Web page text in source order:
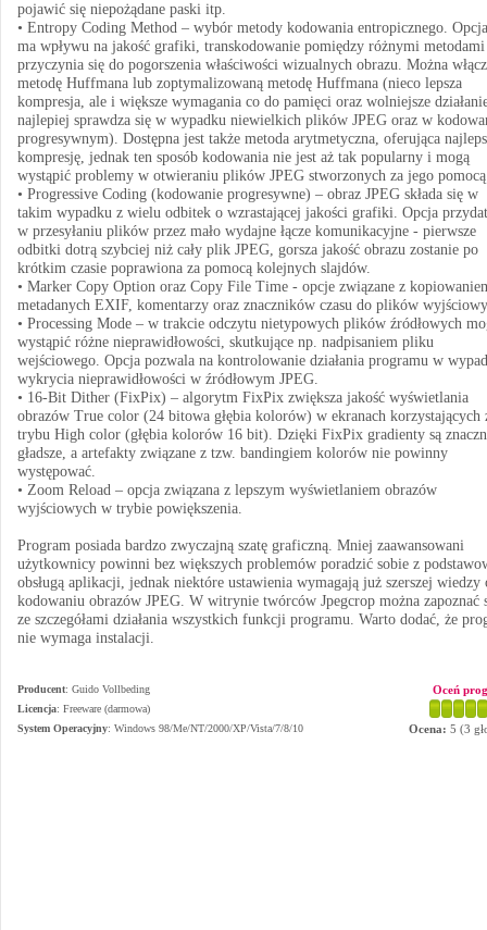
pojawić się niepożądane paski itp.
• Entropy Coding Method – wybór metody kodowania entropicznego.
ma wpływu na jakość grafiki, transkodowanie pomiędzy różnymi
przyczynia się do pogorszenia właściwości wizualnych obrazu. Można
metodę Huffmana lub zoptymalizowaną metodę Huffmana (nieco lepsza
kompresja, ale i większe wymagania co do pamięci oraz wolniejsze
najlepiej sprawdza się w wypadku niewielkich plików JPEG oraz w
progresywnym). Dostępna jest także metoda arytmetyczna, oferująca
kompresję, jednak ten sposób kodowania nie jest aż tak popularny i mogą
wystąpić problemy w otwieraniu plików JPEG stworzonych za jego
• Progressive Coding (kodowanie progresywne) – obraz JPEG składa się w
takim wypadku z wielu odbitek o wzrastającej jakości grafiki. Opcja
w przesyłaniu plików przez mało wydajne łącze komunikacyjne - pierwsze
odbitki dotrą szybciej niż cały plik JPEG, gorsza jakość obrazu zostanie po
krótkim czasie poprawiona za pomocą kolejnych slajdów.
• Marker Copy Option oraz Copy File Time - opcje związane z
metadanych EXIF, komentarzy oraz znaczników czasu do plików
• Processing Mode – w trakcie odczytu nietypowych plików źródłowych
wystąpić różne nieprawidłowości, skutkujące np. nadpisaniem pliku
wejściowego. Opcja pozwala na kontrolowanie działania programu w
wykrycia nieprawidłowości w źródłowym JPEG.
• 16-Bit Dither (FixPix) – algorytm FixPix zwiększa jakość wyświetlania
obrazów True color (24 bitowa głębia kolorów) w ekranach korzystających
trybu High color (głębia kolorów 16 bit). Dzięki FixPix gradienty są
gładsze, a artefakty związane z tzw. bandingiem kolorów nie powinny
występować.
• Zoom Reload – opcja związana z lepszym wyświetlaniem obrazów
wyjściowych w trybie powiększenia.
Program posiada bardzo zwyczajną szatę graficzną. Mniej zaawansowani
użytkownicy powinni bez większych problemów poradzić sobie z
obsługą aplikacji, jednak niektóre ustawienia wymagają już szerszej wiedzy
kodowaniu obrazów JPEG. W witrynie twórców Jpegcrop można zapoznać
ze szczegółami działania wszystkich funkcji programu. Warto dodać, że
nie wymaga instalacji.
Producent: Guido Vollbeding
Licencja: Freeware (darmowa)
System Operacyjny: Windows 98/Me/NT/2000/XP/Vista/7/8/10
Oceń
Ocena: 5 (3